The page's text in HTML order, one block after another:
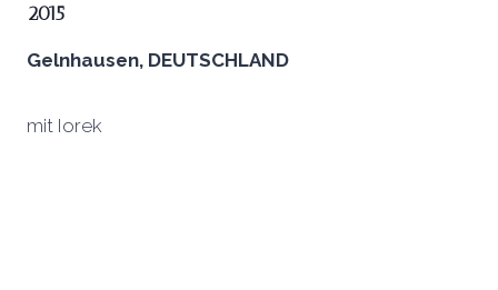
2015
Gelnhausen, DEUTSCHLAND
mit Iorek